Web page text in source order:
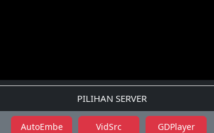
PILIHAN SERVER
AutoEmbe
VidSrc GDPlayer